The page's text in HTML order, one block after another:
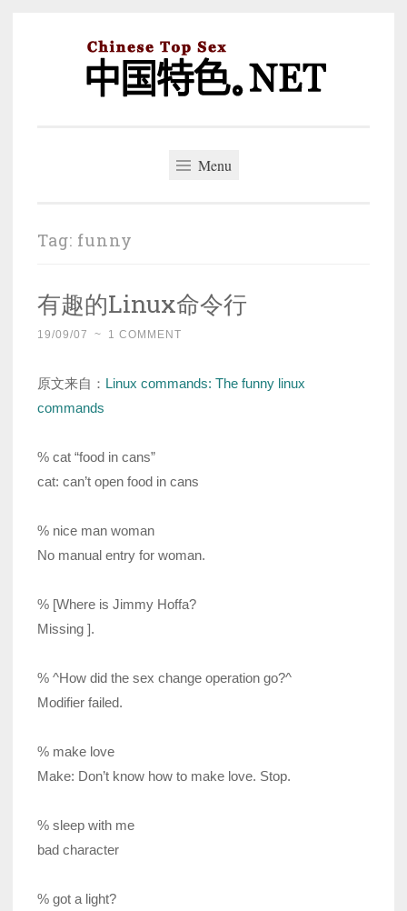
Menu
Tag: funny
有趣的Linux命令行
19/09/07 ~ 1 COMMENT
原文来自： Linux commands: The funny linux
commands
% cat “food in cans”
cat: can’t open food in cans
% nice man woman
No manual entry for woman.
% [Where is Jimmy Hoffa?
Missing ].
% ^How did the sex change operation go?^
Modifier failed.
% make love
Make: Don’t know how to make love. Stop.
% sleep with me
bad character
% got a light?